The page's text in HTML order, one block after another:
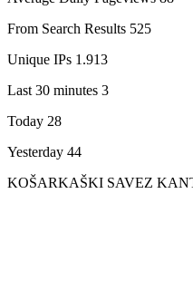
From Search Results 525
Unique IPs 1.913
Last 30 minutes 3
Today 28
Yesterday 44
KOŠARKAŠKI SAVEZ